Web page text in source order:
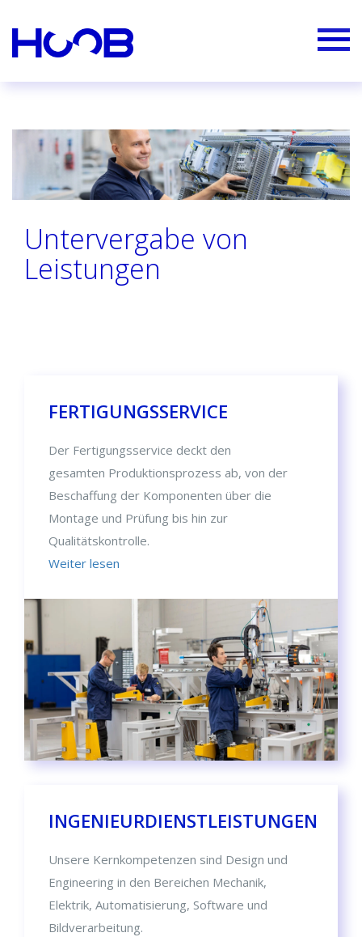
Untervergabe von
Leistungen
FERTIGUNGSSERVICE
Der Fertigungsservice deckt den
gesamten Produktionsprozess ab, von der
Beschaffung der Komponenten über die
Montage und Prüfung bis hin zur
Qualitätskontrolle.
Weiter lesen
INGENIEURDIENSTLEISTUNGEN
Unsere Kernkompetenzen sind Design und
Engineering in den Bereichen Mechanik,
Elektrik, Automatisierung, Software und
Bildverarbeitung.